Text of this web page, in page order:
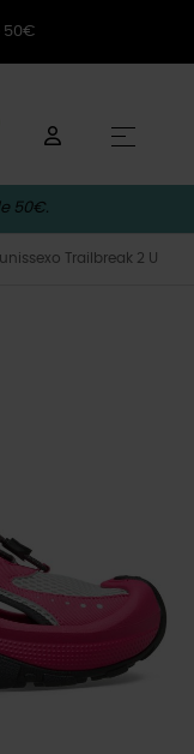
50€
☰
50€.
Trailbreak 2 U